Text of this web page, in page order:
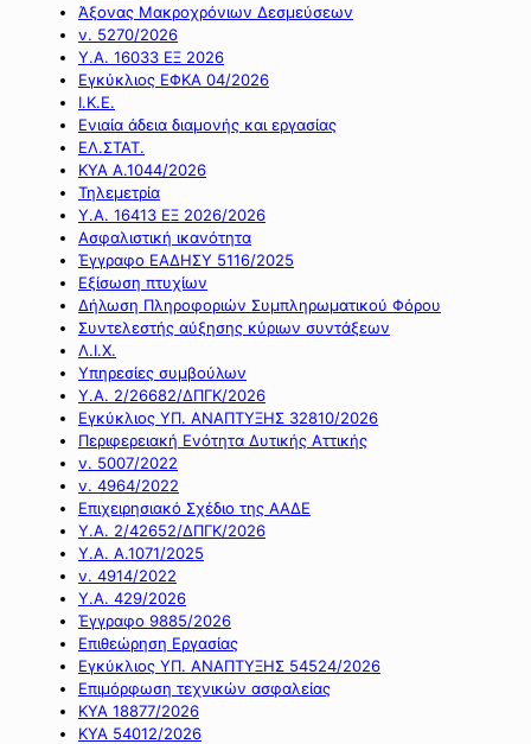
Άξονας Μακροχρόνιων Δεσμεύσεων
ν. 5270/2026
Υ.Α. 16033 ΕΞ 2026
Εγκύκλιος ΕΦΚΑ 04/2026
Ι.Κ.Ε.
Ενιαία άδεια διαμονής και εργασίας
ΕΛ.ΣΤΑΤ.
ΚΥΑ Α.1044/2026
Τηλεμετρία
Υ.Α. 16413 ΕΞ 2026/2026
Ασφαλιστική ικανότητα
Έγγραφο ΕΑΔΗΣΥ 5116/2025
Εξίσωση πτυχίων
Δήλωση Πληροφοριών Συμπληρωματικού Φόρου
Συντελεστής αύξησης κύριων συντάξεων
Λ.Ι.Χ.
Υπηρεσίες συμβούλων
Υ.Α. 2/26682/ΔΠΓΚ/2026
Εγκύκλιος ΥΠ. ΑΝΑΠΤΥΞΗΣ 32810/2026
Περιφερειακή Ενότητα Δυτικής Αττικής
ν. 5007/2022
ν. 4964/2022
Επιχειρησιακό Σχέδιο της ΑΑΔΕ
Υ.Α. 2/42652/ΔΠΓΚ/2026
Υ.Α. Α.1071/2025
ν. 4914/2022
Υ.Α. 429/2026
Έγγραφο 9885/2026
Επιθεώρηση Εργασίας
Εγκύκλιος ΥΠ. ΑΝΑΠΤΥΞΗΣ 54524/2026
Επιμόρφωση τεχνικών ασφαλείας
ΚΥΑ 18877/2026
ΚΥΑ 54012/2026